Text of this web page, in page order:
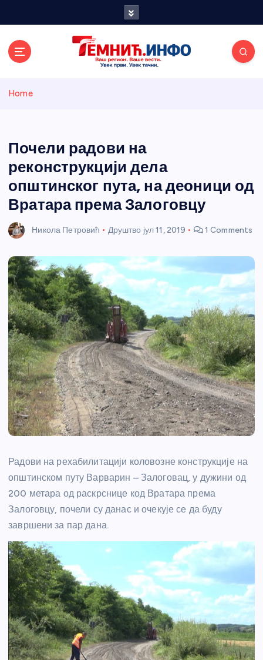
и портал
Home
Почели радови на
реконструкцији дела
општинског пута, на деоници од
Вратара према Залоговцу
Никола Петровић Друштво јул 11, 2019 1 Comments
Радови на рехабилитацији коловозне конструкције на
општинском путу Варварин – Залоговац, у дужини од
200 метара од раскрснице код Вратара према
Залоговцу, почели су данас и очекује се да буду
завршени за пар дана.